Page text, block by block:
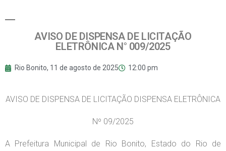
AVISO DE DISPENSA DE LICITAÇÃO
ELETRÔNICA N° 009/2025
Rio Bonito, 11 de agosto de 2025 12:00 pm
AVISO DE DISPENSA DE LICITAÇÃO DISPENSA ELETRÔNICA
Nº 09/2025
A Prefeitura Municipal de Rio Bonito, Estado do Rio de